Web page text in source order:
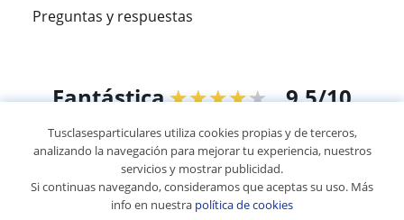
Preguntas y respuestas
Fantástica★★★★★ 9,5/10
305826opiniones de alumnos
© 2007 - 2026 Tus clases particulares
Tusclasesparticulares utiliza cookies propias y de terceros,
analizando la navegación para mejorar tu experiencia, nuestros
servicios y mostrar publicidad.
Si continuas navegando, consideramos que aceptas su uso. Más
info en nuestra política de cookies